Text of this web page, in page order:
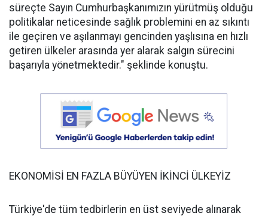
süreçte Sayın Cumhurbaşkanımızın yürütmüş olduğu
politikalar neticesinde sağlık problemini en az sıkıntı
ile geçiren ve aşılanmayı gencinden yaşlısına en hızlı
getiren ülkeler arasında yer alarak salgın sürecini
başarıyla yönetmektedir." şeklinde konuştu.
EKONOMİSİ EN FAZLA BÜYÜYEN İKİNCİ ÜLKEYİZ
Türkiye'de tüm tedbirlerin en üst seviyede alınarak